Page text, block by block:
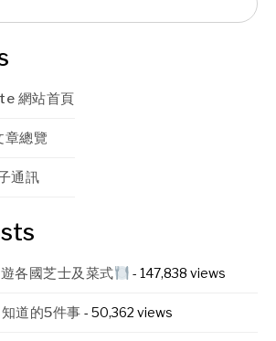
網站首頁
總覽
通訊
各國芝士及菜式 - 147,838 views
道的5件事 - 50,362 views